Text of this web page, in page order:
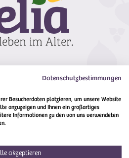
Compliance
Datenschutzbestimmungen
Besucherdaten platzieren, um unsere Website
anzuzeigen und Ihnen ein großartiges
Informationen zu den von uns verwendeten
akzeptieren